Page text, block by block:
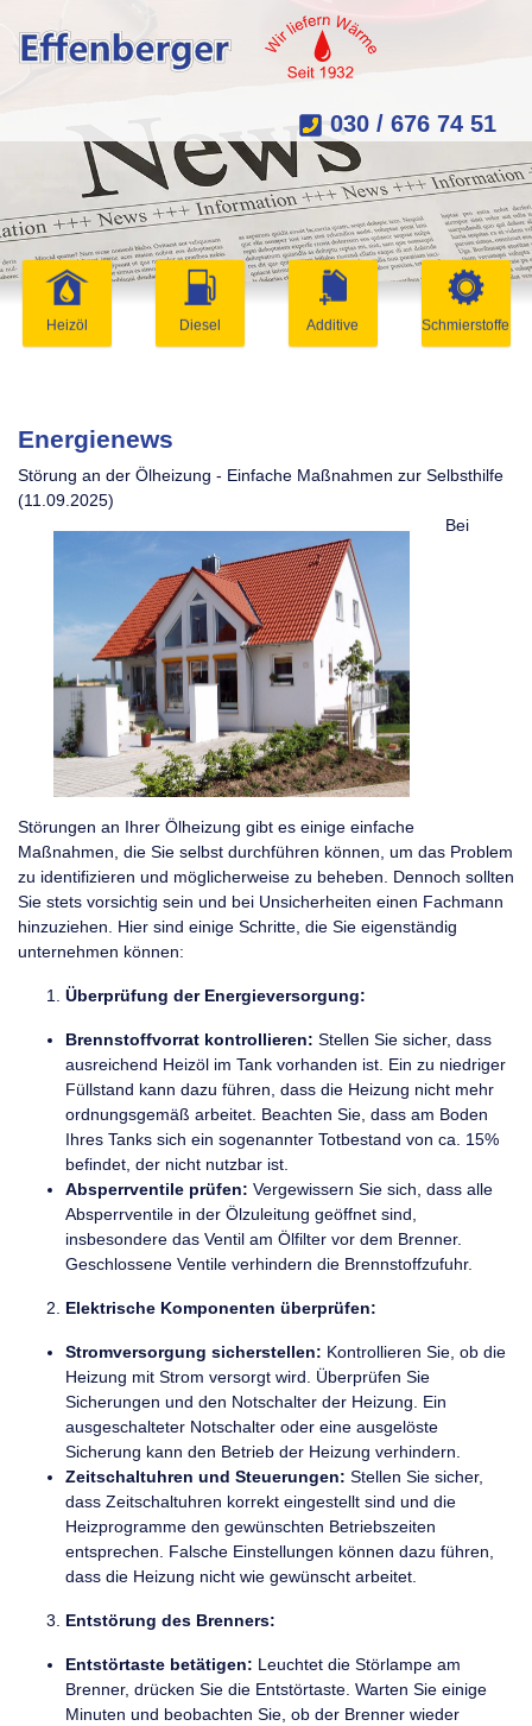
030 / 676 74 51
Heizöl Diesel Additive Schmierstoffe
Energienews
Störung an der Ölheizung - Einfache Maßnahmen zur Selbsthilfe
(11.09.2025)
Bei
Störungen an Ihrer Ölheizung gibt es einige einfache
Maßnahmen, die Sie selbst durchführen können, um das Problem
zu identifizieren und möglicherweise zu beheben. Dennoch sollten
Sie stets vorsichtig sein und bei Unsicherheiten einen Fachmann
hinzuziehen. Hier sind einige Schritte, die Sie eigenständig
unternehmen können:
Überprüfung der Energieversorgung:
Brennstoffvorrat kontrollieren: Stellen Sie sicher, dass
ausreichend Heizöl im Tank vorhanden ist. Ein zu niedriger
Füllstand kann dazu führen, dass die Heizung nicht mehr
ordnungsgemäß arbeitet. Beachten Sie, dass am Boden
Ihres Tanks sich ein sogenannter Totbestand von ca. 15%
befindet, der nicht nutzbar ist.
Absperrventile prüfen: Vergewissern Sie sich, dass alle
Absperrventile in der Ölzuleitung geöffnet sind,
insbesondere das Ventil am Ölfilter vor dem Brenner.
Geschlossene Ventile verhindern die Brennstoffzufuhr.
Elektrische Komponenten überprüfen:
Stromversorgung sicherstellen: Kontrollieren Sie, ob die
Heizung mit Strom versorgt wird. Überprüfen Sie
Sicherungen und den Notschalter der Heizung. Ein
ausgeschalteter Notschalter oder eine ausgelöste
Sicherung kann den Betrieb der Heizung verhindern.
Zeitschaltuhren und Steuerungen: Stellen Sie sicher,
dass Zeitschaltuhren korrekt eingestellt sind und die
Heizprogramme den gewünschten Betriebszeiten
entsprechen. Falsche Einstellungen können dazu führen,
dass die Heizung nicht wie gewünscht arbeitet.
Entstörung des Brenners:
Entstörtaste betätigen: Leuchtet die Störlampe am
Brenner, drücken Sie die Entstörtaste. Warten Sie einige
Minuten und beobachten Sie, ob der Brenner wieder